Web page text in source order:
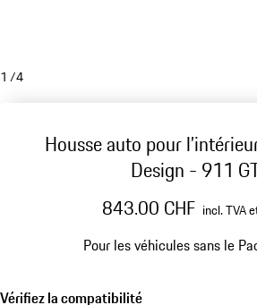
1 /4
Housse auto pour
Design - 911
843.00 CHF incl. TVA
Pour les véhicules sans le
Vérifiez la compatibilité